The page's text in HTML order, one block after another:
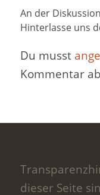
An der
Hinterlasse uns
Du musst
Kommentar
dieser Seite